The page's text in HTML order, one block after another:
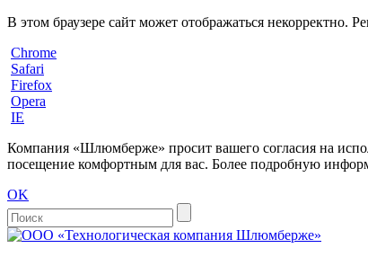
В этом браузере сайт может отображаться некорректно.
Chrome
Safari
Firefox
Opera
IE
Компания «Шлюмберже» просит вашего согласия на
посещение комфортным для вас. Более подробную
OK